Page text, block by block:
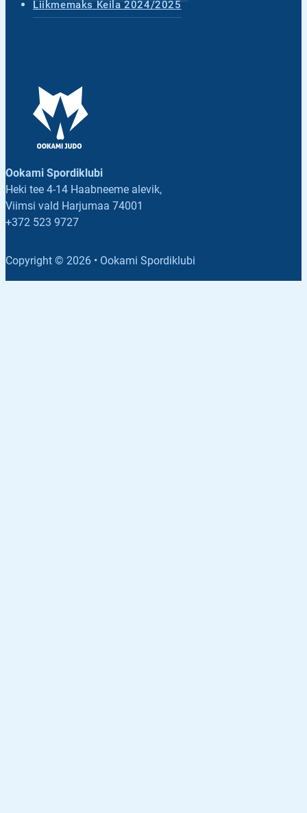
Ookami Spordiklubi
Heki tee 4-14 Haabneeme alevik,
Viimsi vald Harjumaa 74001
+372 523 9727
Copyright © 2026 • Ookami Spordiklubi
Liikmemaks Keila 2024/2025